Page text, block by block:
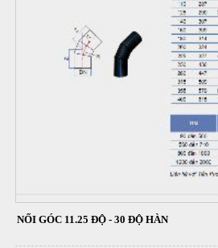
NỐI GÓC 11.25 ĐỘ - 30 ĐỘ HÀN